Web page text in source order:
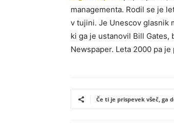
managementa. Rodil se je
v tujini. Je Unescov glasnik
ki ga je ustanovil Bill Gates,
Newspaper. Leta 2000 pa
Če ti je prispevek všeč, ga